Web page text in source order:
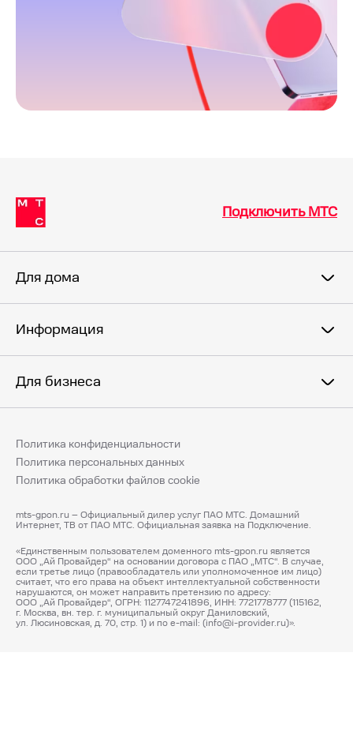
Подключить МТС
Для дома
Информация
Для бизнеса
Политика конфиденциальности
Политика персональных данных
Политика обработки файлов cookie
mts-gpon.ru – Официальный дилер услуг ПАО МТС. Домашний
Интернет, ТВ от ПАО МТС. Официальная заявка на Подключение.
«Единственным пользователем доменного mts-gpon.ru является
ООО „Ай Провайдер“ на основании договора с ПАО „МТС“. В случае,
если третье лицо (правообладатель или уполномоченное им лицо)
считает, что его права на объект интеллектуальной собственности
нарушаются, он может направить претензию по адресу:
ООО „Ай Провайдер“, ОГРН: 1127747241896, ИНН: 7721778777 (115162,
г. Москва, вн. тер. г. муниципальный округ Даниловский,
ул. Люсиновская, д. 70, стр. 1) и по e-mail: (info@i-provider.ru)».